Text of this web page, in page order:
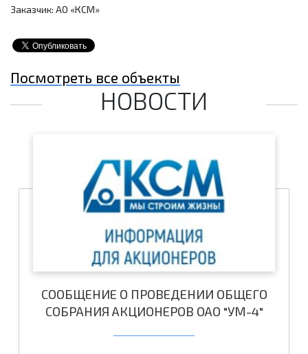
Заказчик: АО «КСМ»
Посмотреть все объекты
НОВОСТИ
СООБЩЕНИЕ О ПРОВЕДЕНИИ ОБЩЕГО
СОБРАНИЯ АКЦИОНЕРОВ ОАО "УМ-4"